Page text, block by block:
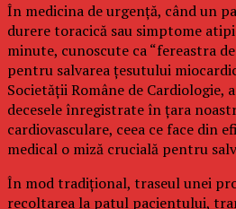
În medicina de urgență, când un
durere toracică sau simptome
minute, cunoscute ca “fereastra
pentru salvarea țesutului
Societății Române de Cardiologie,
decesele înregistrate în țara
cardiovasculare, ceea ce face din
medical o miză crucială pentru
În mod tradițional, traseul unei
recoltarea la patul pacientului,